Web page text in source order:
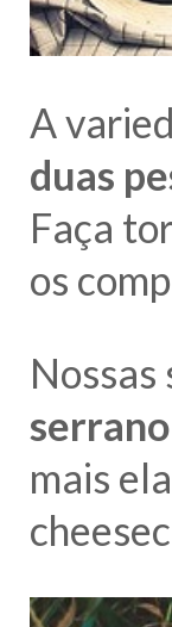
A
duas
Faça
os
Nossas
mais